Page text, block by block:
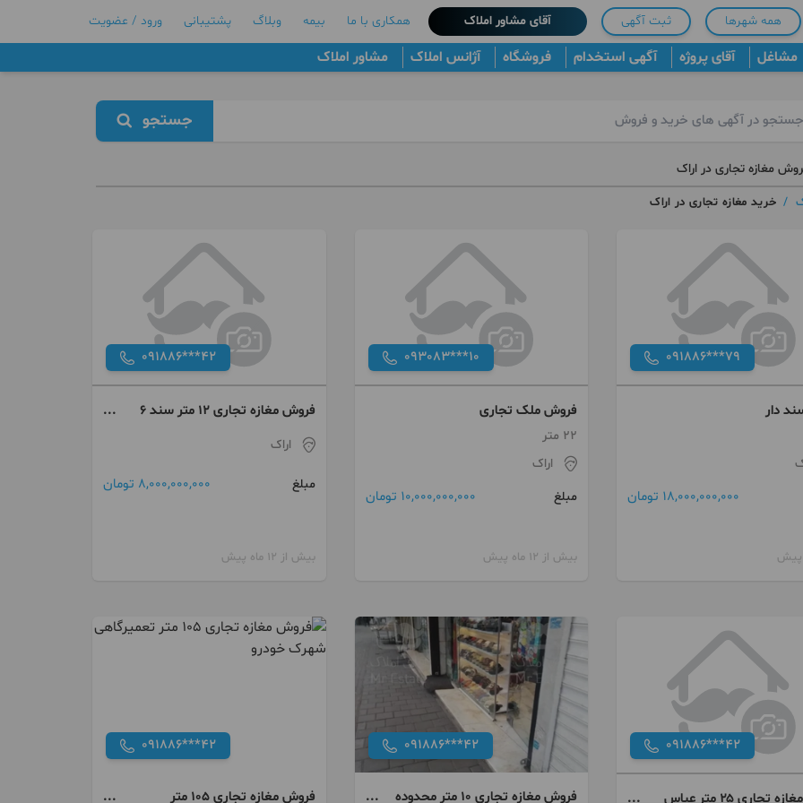
همه شهرها ثبت آگهی آقای مشاور املاک همکاری با ما بیمه وبلاگ پشتیبانی ورود / عضویت
مشاغل آقای پروژه آگهی استخدام فروشگاه آژانس املاک مشاور املاک
جستجو
مغازه تجاری در اراک
/ خرید مغازه تجاری در اراک
091886***79
دار
18,000,000,000 تومان
093083***10
فروش ملک تجاری
22 متر
اراک
مبلغ
10,000,000,000 تومان
بیش از 12 ماه پیش
091886***42
فروش مغازه تجاری ۱۲ متر سند ۶
دانگ خیابان ملک
اراک
مبلغ 8,000,000,000 تومان
بیش از 12 ماه پیش
091886***42
فروش مغازه تجاری ۲۵ متر عباس
091886***42
فروش مغازه تجاری ۱۰ متر محدوده
091886***42
فروش مغازه تجاری ۱۰۵ متر